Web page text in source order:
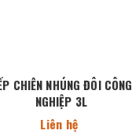
CHIÊN NHÚNG ĐÔI CÔNG
NGHIỆP 3L
Liên hệ